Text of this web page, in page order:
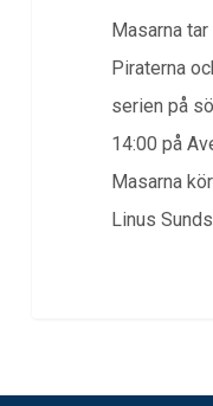
Masarna
Piraterna
serien på
14:00 på
Masarna
Linus